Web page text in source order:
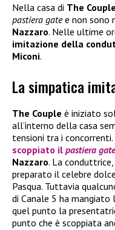
Nella casa di The Couple
pastiera gatee non sono
Nazzaro. Nelle ultime
imitazione della
Miconi.
La simpatica
The Couple è iniziato
all’interno della casa
tensioni tra i
scoppiato il pastiera gate
Nazzaro. La
preparato il celebre
Pasqua. Tuttavia
di Canale 5 ha
quel punto la
punto che è scoppiata